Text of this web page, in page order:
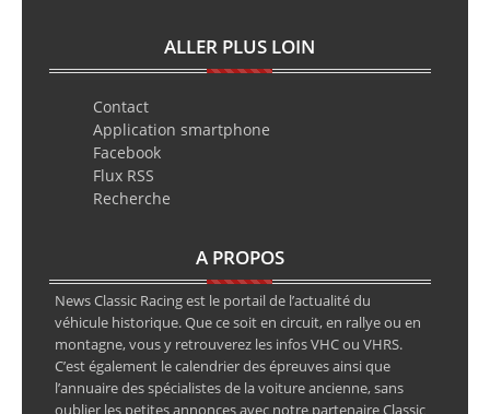
ALLER PLUS LOIN
Contact
Application smartphone
Facebook
Flux RSS
Recherche
A PROPOS
News Classic Racing est le portail de l’actualité du
véhicule historique. Que ce soit en circuit, en rallye ou en
montagne, vous y retrouverez les infos VHC ou VHRS.
C’est également le calendrier des épreuves ainsi que
l’annuaire des spécialistes de la voiture ancienne, sans
oublier les petites annonces avec notre partenaire Classic